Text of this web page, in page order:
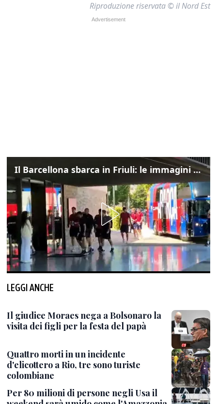
Riproduzione riservata © il Nord Est
Il Barcellona sbarca in Friuli: le immagini dell'arrivo in albergo
LEGGI ANCHE
Il giudice Moraes nega a Bolsonaro la
visita dei figli per la festa del papà
Quattro morti in un incidente
d'elicottero a Rio, tre sono turiste
colombiane
Per 80 milioni di persone negli Usa il